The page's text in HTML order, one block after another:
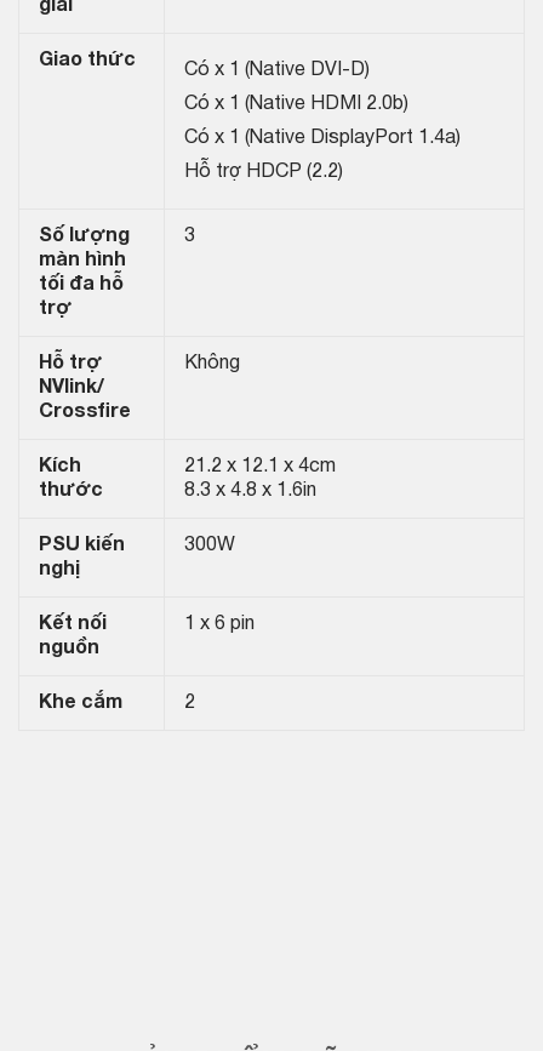
giải
Giao thức
Có x 1 (Native DVI-D)
Có x 1 (Native HDMI 2.0b)
Có x 1 (Native DisplayPort 1.4a)
Hỗ trợ HDCP (2.2)
Số lượng
màn hình
tối đa hỗ
trợ
3
Hỗ trợ
NVlink/
Crossfire
Không
Kích
thước
21.2 x 12.1 x 4cm
8.3 x 4.8 x 1.6in
PSU kiến
nghị
300W
Kết nối
nguồn
1 x 6 pin
Khe cắm 2